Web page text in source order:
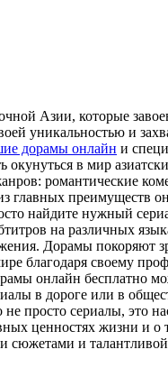
Азии, которые
уникальностью и
дорамы онлайн и
в мир
романтические
преимуществ
найдите нужный
на различных
Дорамы покоряют
благодаря своему
онлайн бесплатно
в дороге или в
сериалы, это
ценностях жизни и о
сюжетами и